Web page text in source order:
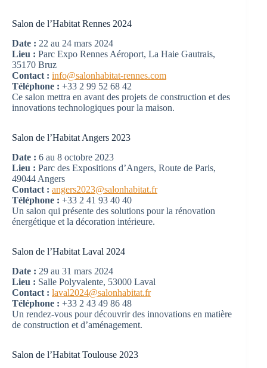
Salon de l’Habitat Rennes 2024
Date : 22 au 24 mars 2024
Lieu : Parc Expo Rennes Aéroport, La Haie Gautrais,
35170 Bruz
Contact : info@salonhabitat-rennes.com
Téléphone : +33 2 99 52 68 42
Ce salon mettra en avant des projets de construction et des
innovations technologiques pour la maison.
Salon de l’Habitat Angers 2023
Date : 6 au 8 octobre 2023
Lieu : Parc des Expositions d’Angers, Route de Paris,
49044 Angers
Contact : angers2023@salonhabitat.fr
Téléphone : +33 2 41 93 40 40
Un salon qui présente des solutions pour la rénovation
énergétique et la décoration intérieure.
Salon de l’Habitat Laval 2024
Date : 29 au 31 mars 2024
Lieu : Salle Polyvalente, 53000 Laval
Contact : laval2024@salonhabitat.fr
Téléphone : +33 2 43 49 86 48
Un rendez-vous pour découvrir des innovations en matière
de construction et d’aménagement.
Salon de l’Habitat Toulouse 2023